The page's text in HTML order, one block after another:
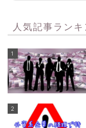
人気記事ランキ
1
2